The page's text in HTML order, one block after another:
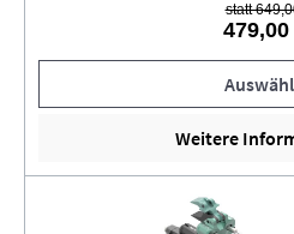
statt
479,00
Weitere